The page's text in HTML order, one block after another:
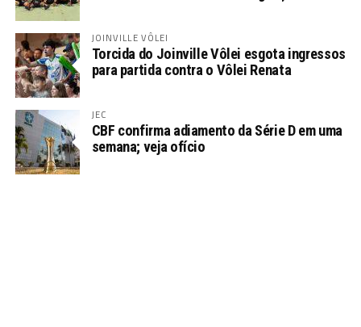
JOINVILLE VÔLEI
Torcida do Joinville Vôlei esgota ingressos
para partida contra o Vôlei Renata
JEC
CBF confirma adiamento da Série D em uma
semana; veja ofício